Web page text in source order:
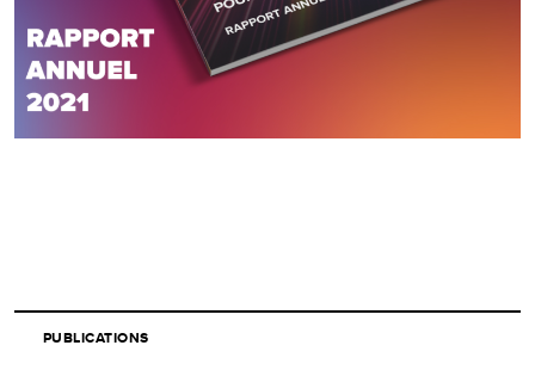
PUBLICATIONS